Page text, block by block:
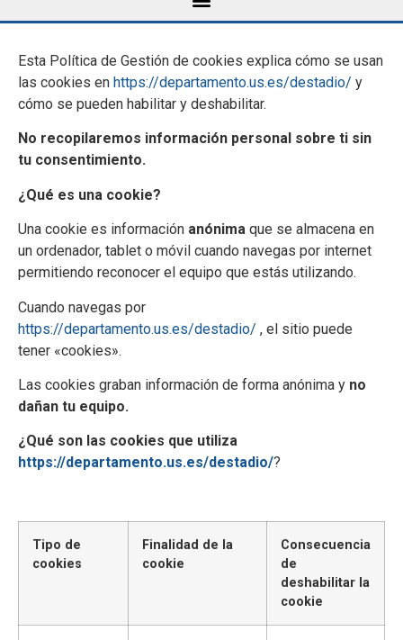
Esta Política de Gestión de cookies explica cómo se usan
las cookies en https://departamento.us.es/destadio/ y
cómo se pueden habilitar y deshabilitar.
No recopilaremos información personal sobre ti sin
tu consentimiento.
¿Qué es una cookie?
Una cookie es información anónima que se almacena en
un ordenador, tablet o móvil cuando navegas por internet
permitiendo reconocer el equipo que estás utilizando.
Cuando navegas por
https://departamento.us.es/destadio/ , el sitio puede
tener «cookies».
Las cookies graban información de forma anónima y no
dañan tu equipo.
¿Qué son las cookies que utiliza
https://departamento.us.es/destadio/?
Tipo de
cookies
Finalidad de la
cookie
Consecuencia
de
deshabilitar la
cookie